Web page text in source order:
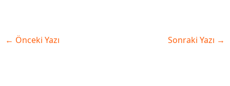
← Önceki Yazı Sonraki Yazı →